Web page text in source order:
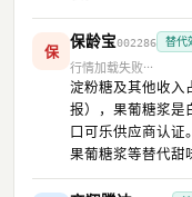
保
保龄宝002286 替代
行情加载失败
淀粉糖及其他收入
报），果葡糖浆是
口可乐供应商认证
果葡糖浆等替代甜